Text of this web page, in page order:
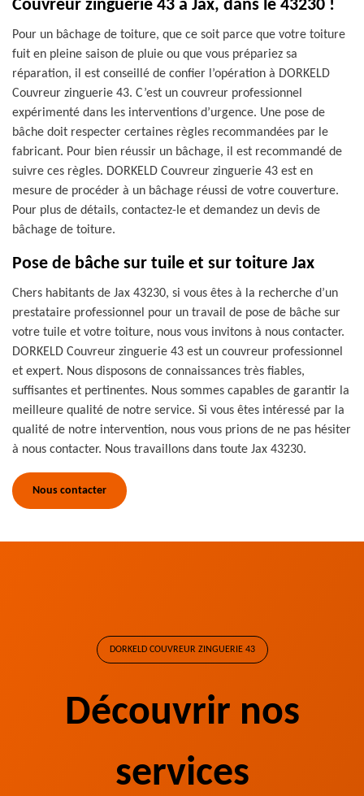
Couvreur zinguerie 43 à Jax, dans le 43230 !
Pour un bâchage de toiture, que ce soit parce que votre toiture
fuit en pleine saison de pluie ou que vous prépariez sa
réparation, il est conseillé de confier l’opération à DORKELD
Couvreur zinguerie 43. C’est un couvreur professionnel
expérimenté dans les interventions d’urgence. Une pose de
bâche doit respecter certaines règles recommandées par le
fabricant. Pour bien réussir un bâchage, il est recommandé de
suivre ces règles. DORKELD Couvreur zinguerie 43 est en
mesure de procéder à un bâchage réussi de votre couverture.
Pour plus de détails, contactez-le et demandez un devis de
bâchage de toiture.
Pose de bâche sur tuile et sur toiture Jax
Chers habitants de Jax 43230, si vous êtes à la recherche d’un
prestataire professionnel pour un travail de pose de bâche sur
votre tuile et votre toiture, nous vous invitons à nous contacter.
DORKELD Couvreur zinguerie 43 est un couvreur professionnel
et expert. Nous disposons de connaissances très fiables,
suffisantes et pertinentes. Nous sommes capables de garantir la
meilleure qualité de notre service. Si vous êtes intéressé par la
qualité de notre intervention, nous vous prions de ne pas hésiter
à nous contacter. Nous travaillons dans toute Jax 43230.
Nous contacter
DORKELD COUVREUR ZINGUERIE 43
Découvrir nos
services